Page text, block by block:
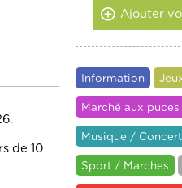
de 10
Ajouter
Information
Marché aux
Musique / Concert
Sport / Marches